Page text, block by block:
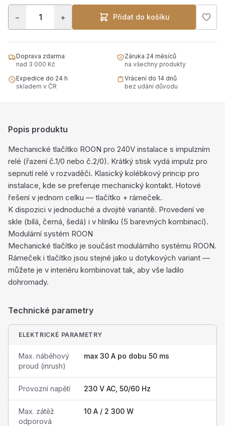
− + Přidat do košíku
Doprava zdarma
nad 3 000 Kč
Záruka 24 měsíců
na všechny produkty
Expedice do 24 h
skladem v ČR
Vrácení do 14 dnů
bez udání důvodu
Popis produktu
Mechanické tlačítko ROON pro 240V instalace s impulzním
relé (řazení č.1/0 nebo č.2/0). Krátký stisk vydá impulz pro
sepnutí relé v rozvaděči. Klasický kolébkový princip pro
instalace, kde se preferuje mechanický kontakt. Hotové
řešení v jednom celku — tlačítko + rámeček.
K dispozici v jednoduché a dvojité variantě. Provedení ve
skle (bílá, černá, šedá) i v hliníku (5 barevných kombinací).
Modulární systém ROON
Mechanické tlačítko je součást modulárního systému ROON.
Rámeček i tlačítko jsou stejné jako u dotykových variant —
můžete je v interiéru kombinovat tak, aby vše ladilo
dohromady.
Technické parametry
ELEKTRICKÉ PARAMETRY
Max. náběhový
proud (inrush)
max 30 A po dobu 50 ms
Provozní napětí 230 V AC, 50/60 Hz
Max. zátěž
odporová
10 A / 2 300 W